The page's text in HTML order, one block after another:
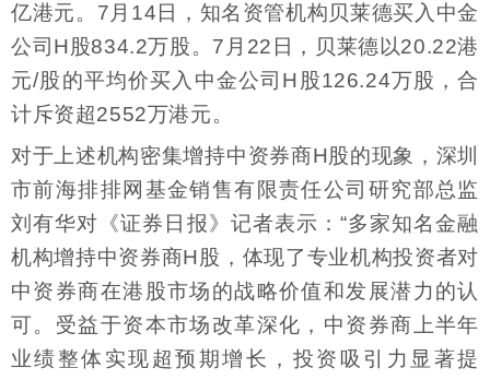
亿港元。7月14日，知名资管机构贝莱德买入中金
公司H股834.2万股。7月22日，贝莱德以20.22港
元/股的平均价买入中金公司H股126.24万股，合
计斥资超2552万港元。
对于上述机构密集增持中资券商H股的现象，深圳
市前海排排网基金销售有限责任公司研究部总监
刘有华对《证券日报》记者表示：“多家知名金融
机构增持中资券商H股，体现了专业机构投资者对
中资券商在港股市场的战略价值和发展潜力的认
可。受益于资本市场改革深化，中资券商上半年
业绩整体实现超预期增长，投资吸引力显著提